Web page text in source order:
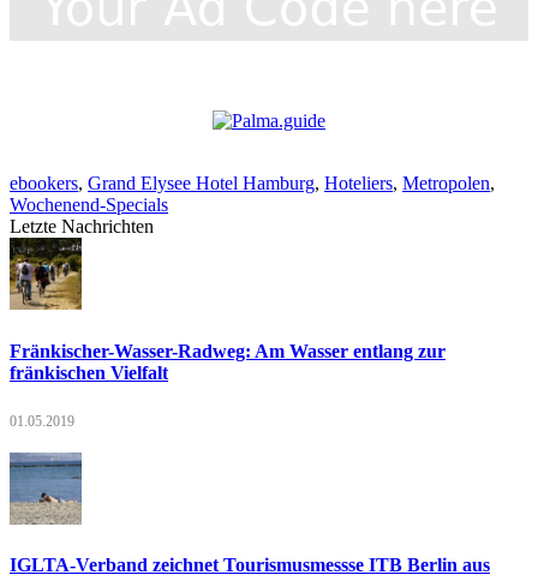
ebookers, Grand Elysee Hotel Hamburg, Hoteliers, Metropolen,
Wochenend-Specials
Letzte Nachrichten
Fränkischer-Wasser-Radweg: Am Wasser entlang zur
fränkischen Vielfalt
01.05.2019
IGLTA-Verband zeichnet Tourismusmessse ITB Berlin aus